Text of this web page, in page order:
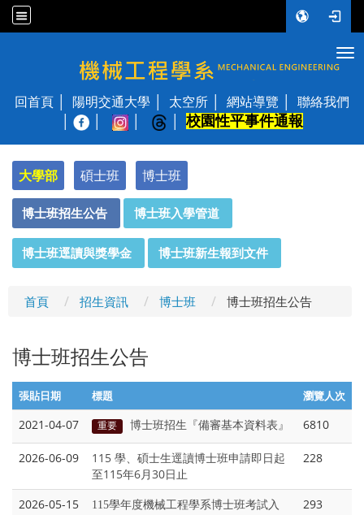
國立陽明交通大學 機械工程學系
回首頁 陽明交通大學 太空所 網站導覽
聯絡我們
校園性平事件通報
大學部 碩士班
博士班
博士班招生公告 博士班入學管道
博士班逕讀與獎學金 博士班新生報到文件
首頁 招生資訊 博士班 博士班招生公告
博士班招生公告
張貼日期 標題 瀏覽人次
2021-04-07 重要 博士班招生『備審基本資料表』 6810
2026-06-09
115 學、碩士生逕讀博士班申請即日起
至115年6月30日止
228
2026-05-15 115學年度機械工程學系博士班考試入
293